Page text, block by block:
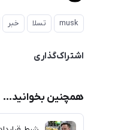
musk تسلا خبر
اشتراک‌گذاری
همچنین بخوانید...